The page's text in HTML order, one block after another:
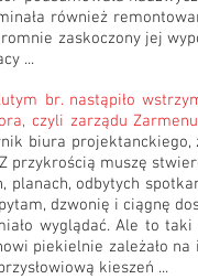
również
zaskoczony jej
...
br. nastąpiło
czyli zarządu Zarmenu
biura
przykrością muszę
odbytych
dzwonię i ciągnę
wyglądać. Ale to
piekielnie zależało
kieszeń ...